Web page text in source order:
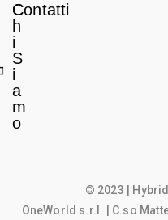
C
h
i
S
i
a
m
o
Contatti
© 2023 |
OneWorld s.r.l.
| C.so